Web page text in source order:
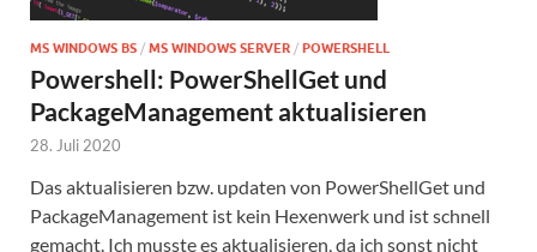
MS WINDOWS BS / MS WINDOWS SERVER / POWERSHELL
Powershell: PowerShellGet und
PackageManagement aktualisieren
28. Juli 2020
Das aktualisieren bzw. updaten von PowerShellGet und
PackageManagement ist kein Hexenwerk und ist schnell
gemacht. Ich musste es aktualisieren, da ich sonst nicht